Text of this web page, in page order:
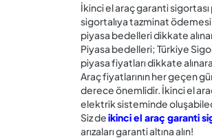
İkinci el araç garanti
sigortalıya tazminat
piyasa bedelleri dikkate
Piyasa bedelleri; Türkiye
piyasa fiyatları dikkate
Araç fiyatlarının her geçen
derece önemlidir. İkinci el
elektrik sisteminde
Siz deikinci el araç garanti
arızaları garanti altına alın!